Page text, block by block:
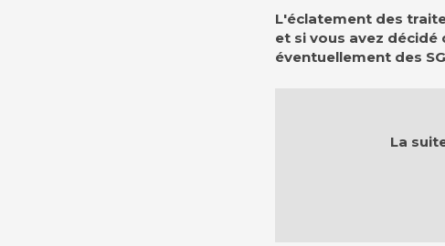
L'éclatement des
et si vous avez
éventuellement des
La